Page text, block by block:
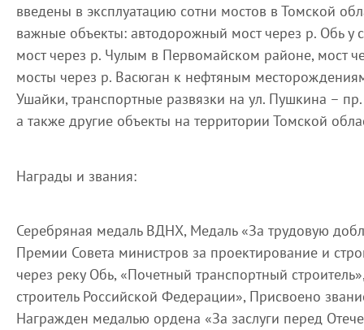
введены в эксплуатацию сотни мостов в Томской
важные объекты: автодорожный мост через р. Обь у
мост через р. Чулым в Первомайском районе, мост
мосты через р. Васюган к нефтяным
Ушайки, транспортные развязки на ул. Пушкина –
а также другие объекты на территории Томской
Награды и звания:
Серебряная медаль ВДНХ, Медаль «За трудовую
Премии Совета министров за проектирование и
через реку Обь, «Почетный транспортный
строитель Российской Федерации», Присвоено
Награжден медалью ордена «За заслуги перед